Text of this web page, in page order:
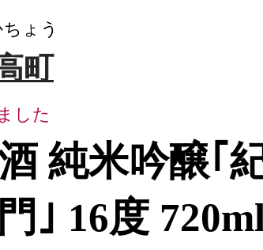
ょう
町
した
純米吟醸｢
｣ 16度